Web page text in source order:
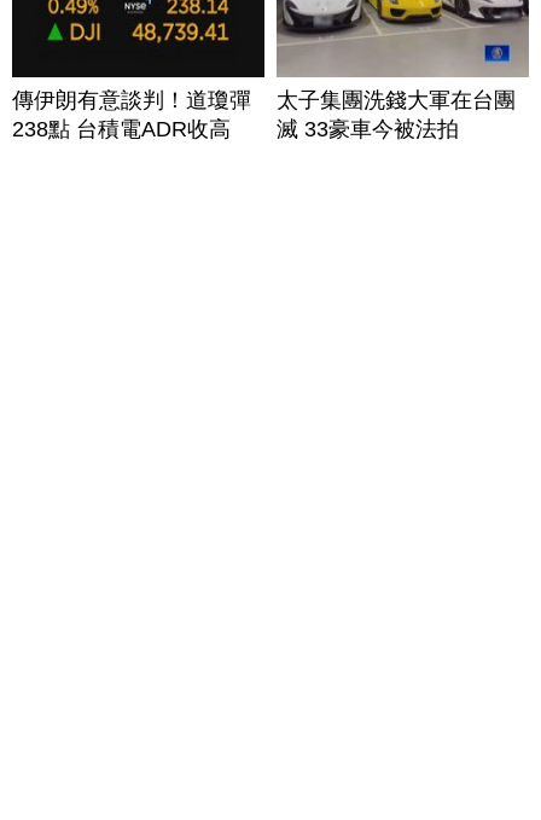
傳伊朗有意談判！道瓊彈
238點 台積電ADR收高
太子集團洗錢大軍在台團
滅 33豪車今被法拍